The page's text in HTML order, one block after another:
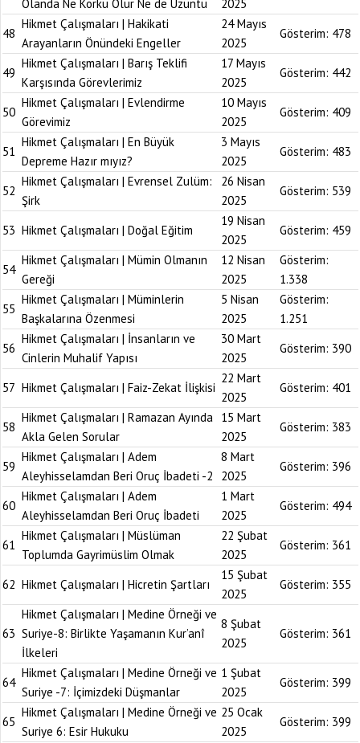
Olanda Ne Korku Olur Ne de Üzüntü 2025
48
Hikmet Çalışmaları | Hakikati
Arayanların Önündeki Engeller
24 Mayıs
2025
Gösterim: 478
49
Hikmet Çalışmaları | Barış Teklifi
Karşısında Görevlerimiz
17 Mayıs
2025
Gösterim: 442
50
Hikmet Çalışmaları | Evlendirme
Görevimiz
10 Mayıs
2025
Gösterim: 409
51
Hikmet Çalışmaları | En Büyük
Depreme Hazır mıyız?
3 Mayıs
2025
Gösterim: 483
52
Hikmet Çalışmaları | Evrensel Zulüm:
Şirk
26 Nisan
2025
Gösterim: 539
53 Hikmet Çalışmaları | Doğal Eğitim
19 Nisan
2025
Gösterim: 459
54
Hikmet Çalışmaları | Mümin Olmanın
Gereği
12 Nisan
2025
Gösterim:
1.338
55
Hikmet Çalışmaları | Müminlerin
Başkalarına Özenmesi
5 Nisan
2025
Gösterim:
1.251
56
Hikmet Çalışmaları | İnsanların ve
Cinlerin Muhalif Yapısı
30 Mart
2025
Gösterim: 390
57 Hikmet Çalışmaları | Faiz-Zekat İlişkisi
22 Mart
2025
Gösterim: 401
58
Hikmet Çalışmaları | Ramazan Ayında
Akla Gelen Sorular
15 Mart
2025
Gösterim: 383
59
Hikmet Çalışmaları | Adem
Aleyhisselamdan Beri Oruç İbadeti -2
8 Mart
2025
Gösterim: 396
60
Hikmet Çalışmaları | Adem
Aleyhisselamdan Beri Oruç İbadeti
1 Mart
2025
Gösterim: 494
61
Hikmet Çalışmaları | Müslüman
Toplumda Gayrimüslim Olmak
22 Şubat
2025
Gösterim: 361
62 Hikmet Çalışmaları | Hicretin Şartları
15 Şubat
2025
Gösterim: 355
63
Hikmet Çalışmaları | Medine Örneği ve
Suriye-8: Birlikte Yaşamanın Kur’anî
İlkeleri
8 Şubat
2025
Gösterim: 361
64
Hikmet Çalışmaları | Medine Örneği ve
Suriye -7: İçimizdeki Düşmanlar
1 Şubat
2025
Gösterim: 399
65
Hikmet Çalışmaları | Medine Örneği ve
Suriye 6: Esir Hukuku
25 Ocak
2025
Gösterim: 399